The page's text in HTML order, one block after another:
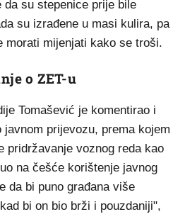
da su stepenice prije bile
su izrađene u masi kulira, pa
morati mijenjati kako se troši.
o ZET-u
Tomašević je komentirao i
prijevozu, prema kojem
pridržavanje voznog reda kao
na češće korištenje javnog
da bi puno građana više
bi on bio brži i pouzdaniji",